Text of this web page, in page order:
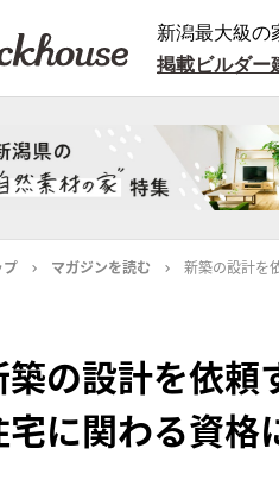
新潟最大級の
掲載ビルダー
プ マガジンを読む 新築の設計を
築の設計を依頼
宅に関わる資格